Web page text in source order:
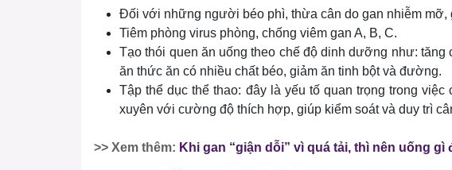
Đối với những người béo phì, thừa cân do gan nhiễm mỡ,
Tiêm phòng virus phòng, chống viêm gan A, B, C.
Tạo thói quen ăn uống theo chế độ dinh dưỡng như:
ăn thức ăn có nhiều chất béo, giảm ăn tinh bột và đường.
Tập thể dục thể thao: đây là yếu tố quan trọng trong
xuyên với cường độ thích hợp, giúp kiểm soát và duy trì
>> Xem thêm: Khi gan “giận dỗi” vì quá tải, thì nên uống gì